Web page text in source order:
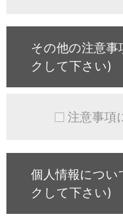
その他の注意
クして下さい)
注意事項
個人情報につ
クして下さい)